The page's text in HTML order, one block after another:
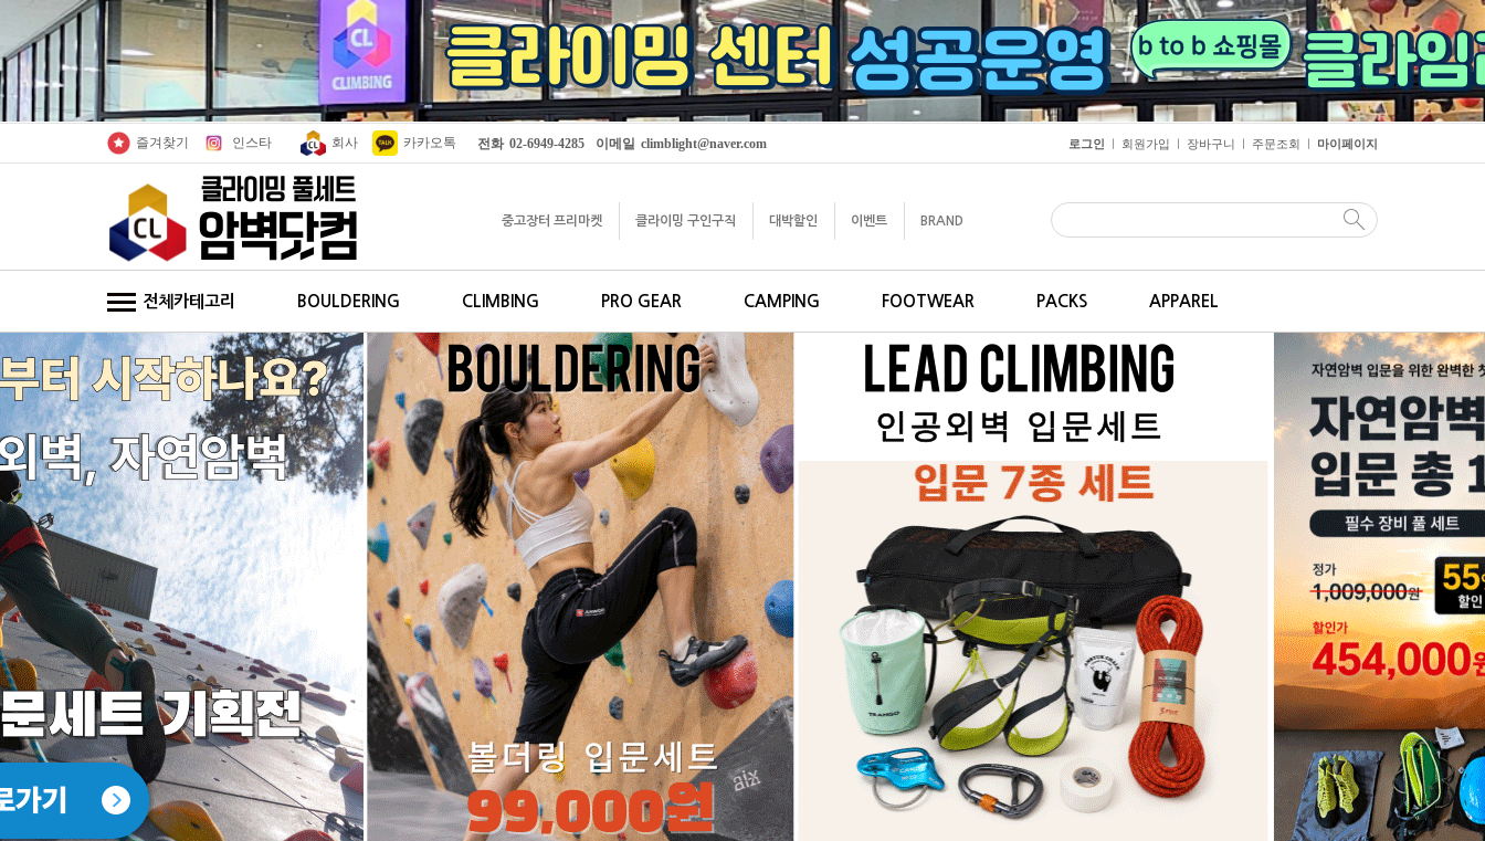
즐겨찾기 인스타 카카오톡
회사 전화 02-6949-4285 이메일 climblight@naver.com 로그인 ㅣ 회원가입 ㅣ 장바구니 ㅣ 주문조회 ㅣ 마이페이지
중고장터 프리마켓 클라이밍 구인구직 대박할인 이벤트 BRAND
전체카테고리 BOULDERING CLIMBING PRO GEAR CAMPING FOOTWEAR PACKS APPAREL